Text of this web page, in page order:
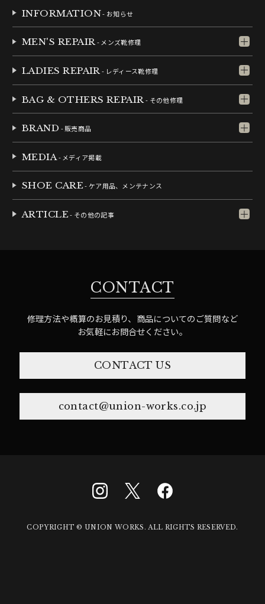
INFORMATION- お知らせ
MEN'S REPAIR- メンズ靴修理
LADIES REPAIR- レディース靴修理
BAG & OTHERS REPAIR - その他修理
BRAND - 販売商品
MEDIA- メディア掲載
SHOE CARE- ケア用品、メンテナンス
ARTICLE- その他の記事
CONTACT
修理方法や概算のお見積り、商品についてのご質問など
お気軽にお問合せください。
CONTACT US
contact@union-works.co.jp
COPYRIGHT © UNION WORKS. ALL RIGHTS RESERVED.